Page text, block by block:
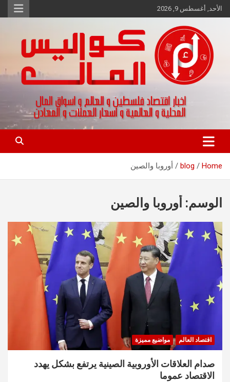
Skip
to
الأحد, أغسطس 9, 2026
كواليس المال
اخبار اقتصاد فلسطين و العالم و تقارير اسواق المال و العملات
Home
blog أوروبا والصين
الوسم: أوروبا والصين
اقتصاد العالم مواضيع مميزة
صدام العلاقات الأوروبية الصينية يرتفع بشكل يهدد
الاقتصاد عموما